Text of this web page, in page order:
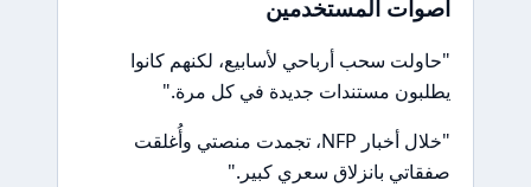
أصوات المستخدمين
"حاولت سحب أرباحي لأسابيع، لكنهم كانوا
يطلبون مستندات جديدة في كل مرة."
"خلال أخبار NFP، تجمدت منصتي وأُغلقت
صفقاتي بانزلاق سعري كبير."